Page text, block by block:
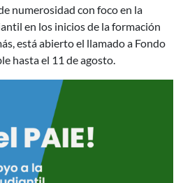
numerosidad con foco en la
en los inicios de la formación
está abierto el llamado a Fondo
hasta el 11 de agosto.